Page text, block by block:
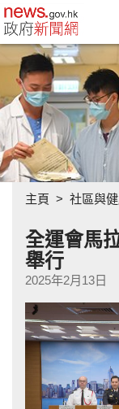
政府新聞網主頁
主頁 社區與
全運會馬
舉行
2025年2月13日